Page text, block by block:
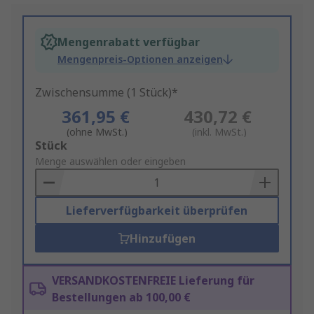
Mengenrabatt verfügbar
Mengenpreis-Optionen anzeigen
Zwischensumme (1 Stück)*
361,95 €
(ohne MwSt.)
430,72 €
(inkl. MwSt.)
Add
to
Basket
Stück
Menge auswählen oder eingeben
Lieferverfügbarkeit überprüfen
Hinzufügen
VERSANDKOSTENFREIE Lieferung für
Bestellungen ab 100,00 €